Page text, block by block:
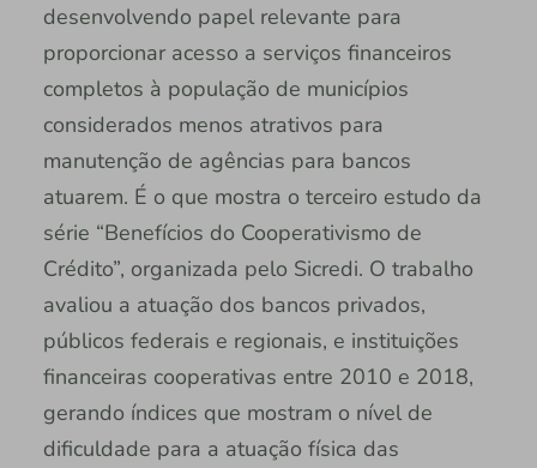
desenvolvendo papel relevante para
proporcionar acesso a serviços financeiros
completos à população de municípios
considerados menos atrativos para
manutenção de agências para bancos
atuarem. É o que mostra o terceiro estudo da
série “Benefícios do Cooperativismo de
Crédito”, organizada pelo Sicredi. O trabalho
avaliou a atuação dos bancos privados,
públicos federais e regionais, e instituições
financeiras cooperativas entre 2010 e 2018,
gerando índices que mostram o nível de
dificuldade para a atuação física das